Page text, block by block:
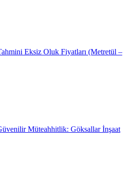
Eksiz Oluk Fiyatları (Metretül –
Müteahhitlik: Göksallar İnşaat